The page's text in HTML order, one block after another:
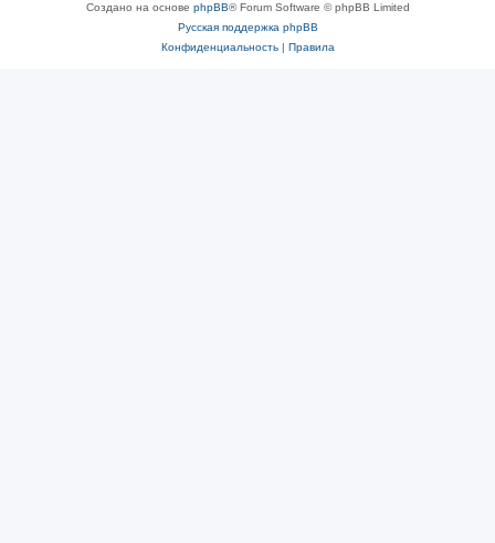
Создано на основе phpBB® Forum Software © phpBB Limited
Русская поддержка phpBB
Конфиденциальность| Правила